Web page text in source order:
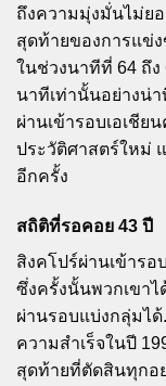
ถึงความมุ่งมั่นไม่ย
สุดท้ายของการแข่
ในช่วงนาทีที่ 64 ถึง
นาทีเท่านั้นอย่างน่
ผ่านเข้ารอบเอเชีย
ประวัติศาสตร์ใหม่
อีกครั้ง
สถิติที่รอคอย 43 ปี
สิงคโปร์ผ่านเข้ารอ
ซึ่งครั้งนั้นพวกเขาไ
ผ่านรอบแบ่งกลุ่มไ
ความสำเร็จในปี
สุดท้ายที่ตัดสินทุกอ